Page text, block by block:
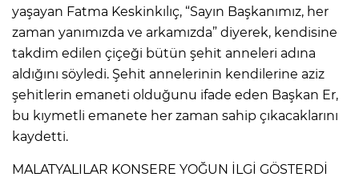
yaşayan Fatma Keskinkılıç, “Sayın Başkanımız, her
zaman yanımızda ve arkamızda” diyerek, kendisine
takdim edilen çiçeği bütün şehit anneleri adına
aldığını söyledi. Şehit annelerinin kendilerine aziz
şehitlerin emaneti olduğunu ifade eden Başkan Er,
bu kıymetli emanete her zaman sahip çıkacaklarını
kaydetti.
MALATYALILAR KONSERE YOĞUN İLGİ GÖSTERDİ